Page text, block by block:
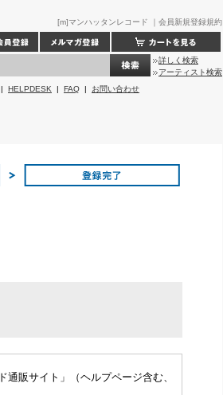
[m]マンハッタンレコード ｜会員新規登録規約
詳しく検索
アーティスト検索
| HELPDESK | FAQ | お問い合わせ
販サイト」（ヘルプページ含む、